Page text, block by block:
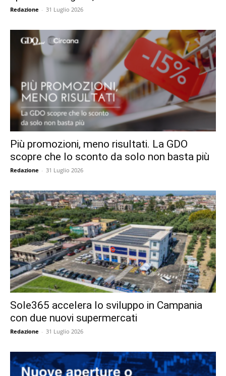
Redazione - 31 Luglio 2026
Più promozioni, meno risultati. La GDO
scopre che lo sconto da solo non basta più
Redazione - 31 Luglio 2026
Sole365 accelera lo sviluppo in Campania
con due nuovi supermercati
Redazione - 31 Luglio 2026